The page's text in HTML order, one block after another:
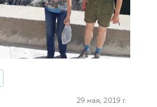
29 мая, 2019 г.